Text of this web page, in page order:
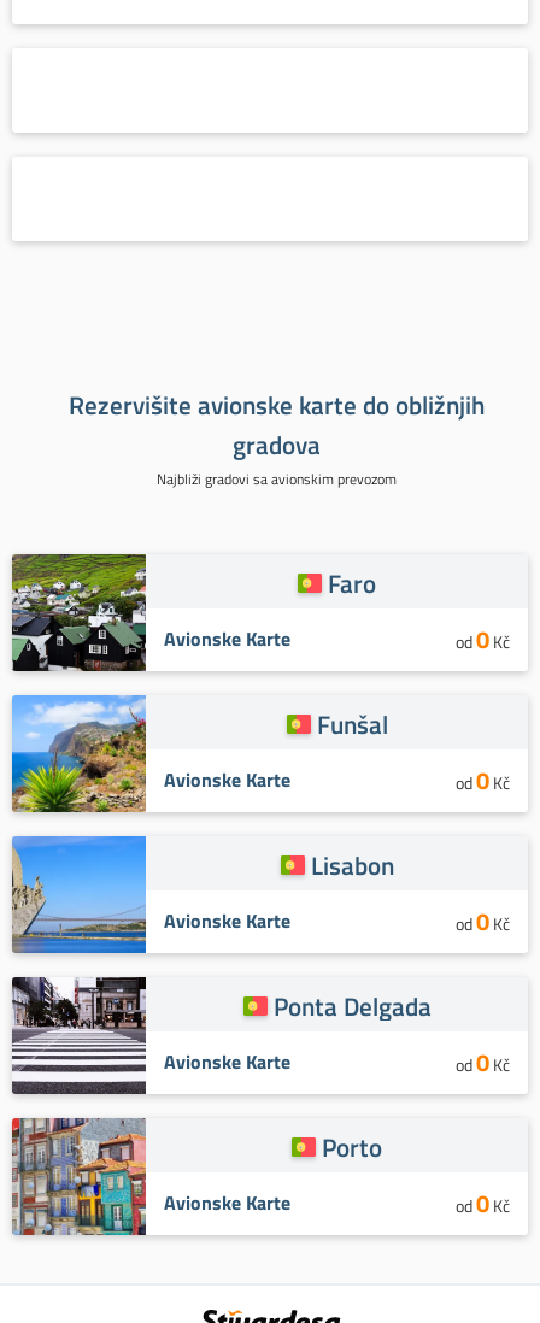
Rezervišite avionske karte do obližnjih
gradova
Najbliži gradovi sa avionskim prevozom
Faro
Avionske Karte od0Kč
Funšal
Avionske Karte od0Kč
Lisabon
Avionske Karte od0Kč
Ponta Delgada
Avionske Karte od0Kč
Porto
Avionske Karte od0Kč